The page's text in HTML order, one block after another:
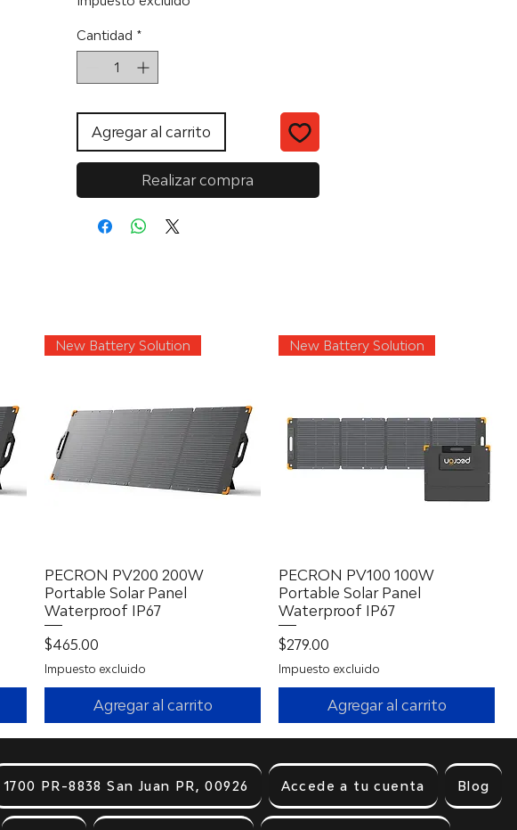
Cantidad *
Agregar al carrito
Realizar compra
Vista rápida
New Battery Solution
PECRON PV200 200W
Portable Solar Panel
Waterproof IP67
Precio
$465.00
Impuesto excluido
Agregar al carrito
Vista rápida
New Battery Solution
PECRON PV100 100W
Portable Solar Panel
Waterproof IP67
Precio
$279.00
Impuesto excluido
Agregar al carrito
1700 PR-8838 San Juan PR, 00926 Accede a tu cuenta Blog